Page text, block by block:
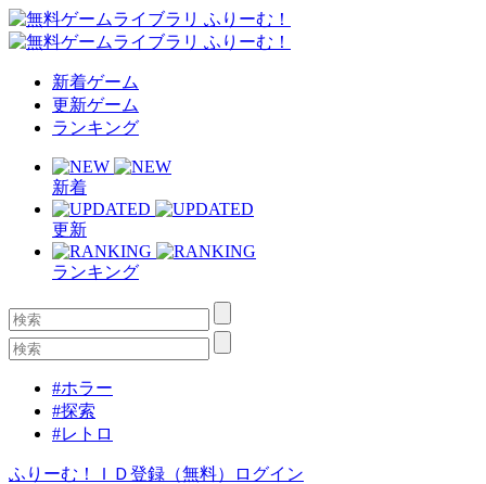
新着ゲーム
更新ゲーム
ランキング
新着
更新
ランキング
#ホラー
#探索
#レトロ
ふりーむ！ＩＤ登録（無料） ログイン